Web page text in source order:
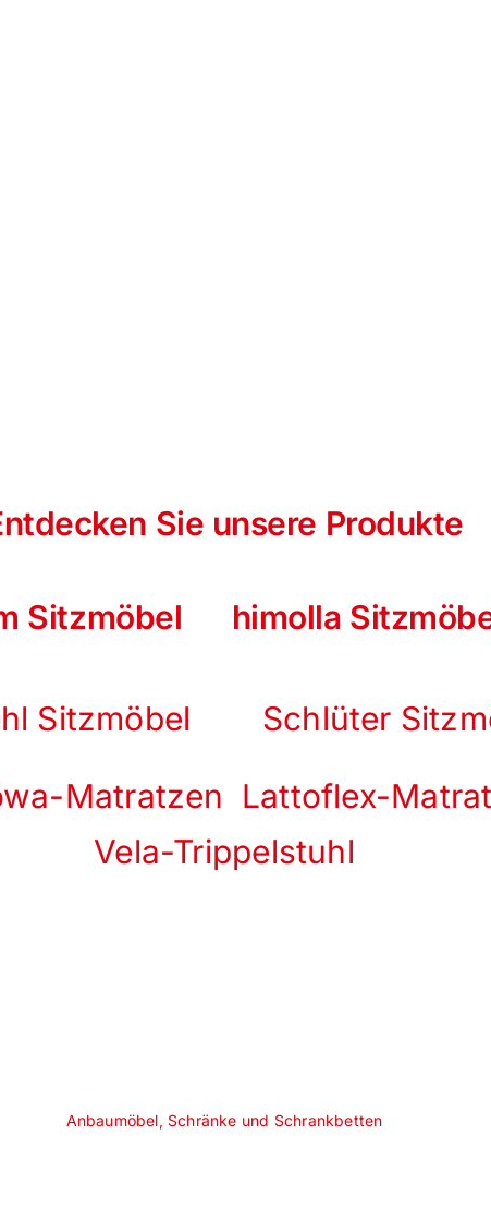
Sie unsere Produkte
Sitzmöbel himolla
Sitzmöbel Schlüter
Matratzen Lattoflex-
Vela-Trippelstuhl
Anbaumöbel, Schränke und Schrankbetten